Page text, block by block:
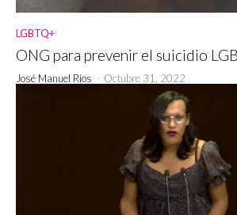
LGBTQ+
ONG para prevenir el suicidio
José Manuel Ríos - Octubre 31, 2022